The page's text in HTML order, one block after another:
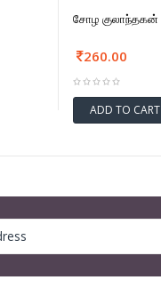
சோழ குலாந்தகன்
260.00
ADD TO CART